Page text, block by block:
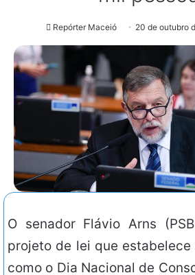
Repórter Maceió 20 de outubro
O senador Flávio Arns
projeto de lei que
como o Dia Nacional de